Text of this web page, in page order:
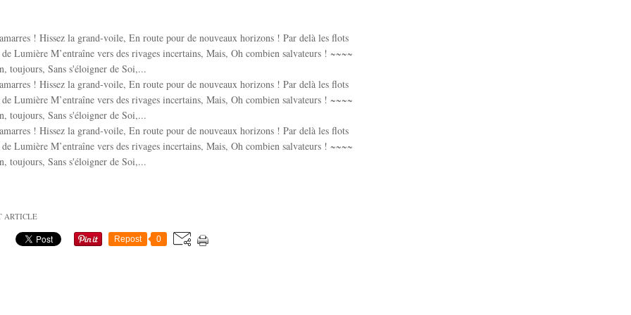
! Hissez la grand-voile, En route pour de nouveaux horizons ! Par delà les flots
Lumière M’entraîne vers des rivages incertains, Mais, Oh combien salvateurs ! ~~~~
toujours, Sans s'éloigner de Soi,...
! Hissez la grand-voile, En route pour de nouveaux horizons ! Par delà les flots
Lumière M’entraîne vers des rivages incertains, Mais, Oh combien salvateurs ! ~~~~
toujours, Sans s'éloigner de Soi,...
! Hissez la grand-voile, En route pour de nouveaux horizons ! Par delà les flots
Lumière M’entraîne vers des rivages incertains, Mais, Oh combien salvateurs ! ~~~~
toujours, Sans s'éloigner de Soi,...
ARTICLE
Repost 0